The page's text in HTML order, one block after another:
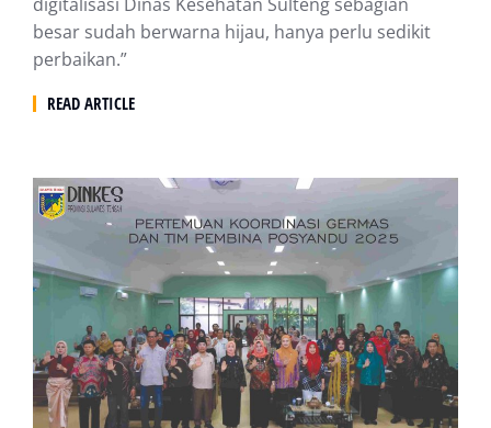
digitalisasi Dinas Kesehatan Sulteng sebagian
besar sudah berwarna hijau, hanya perlu sedikit
perbaikan.”
READ ARTICLE